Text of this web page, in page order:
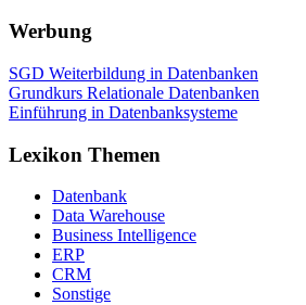
Werbung
SGD Weiterbildung in Datenbanken
Grundkurs Relationale Datenbanken
Einführung in Datenbanksysteme
Lexikon Themen
Datenbank
Data Warehouse
Business Intelligence
ERP
CRM
Sonstige